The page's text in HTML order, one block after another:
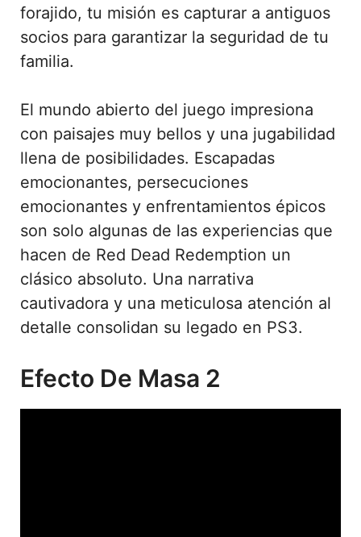
forajido, tu misión es capturar a antiguos
socios para garantizar la seguridad de tu
familia.
El mundo abierto del juego impresiona
con paisajes muy bellos y una jugabilidad
llena de posibilidades. Escapadas
emocionantes, persecuciones
emocionantes y enfrentamientos épicos
son solo algunas de las experiencias que
hacen de Red Dead Redemption un
clásico absoluto. Una narrativa
cautivadora y una meticulosa atención al
detalle consolidan su legado en PS3.
Efecto De Masa 2